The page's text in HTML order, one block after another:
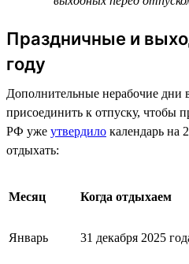
Праздничные и
году
Дополнительные нерабочие дни
присоединить к отпуску, чтобы
РФ уже утвердило календарь на
отдыхать:
Месяц Когда отдыхаем
Январь 31 декабря 2025